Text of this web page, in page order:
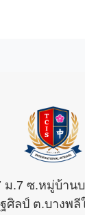
ม.7 ซ.หมู่บ้าน
ฐศิลป์ ต.บางพ